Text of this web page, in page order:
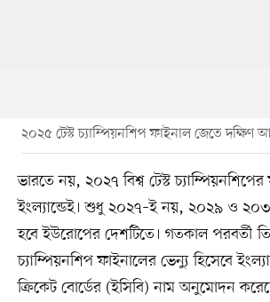
২০২৫ টেস্ট চ্যাম্পিয়নশিপ ফাইনাল জেতে দক্ষিণ
ভারতে নয়, ২০২৭ বিশ্ব টেস্ট
ইংল্যান্ডেই। শুধু ২০২৭–ই নয়, ২০২৯ ও
হবে ইউরোপের দেশটিতে। গতকাল পরবর্তী
চ্যাম্পিয়নশিপ ফাইনালের ভেন্যু হিসেবে
ক্রিকেট বোর্ডের (ইসিবি) নাম অনুমোদন